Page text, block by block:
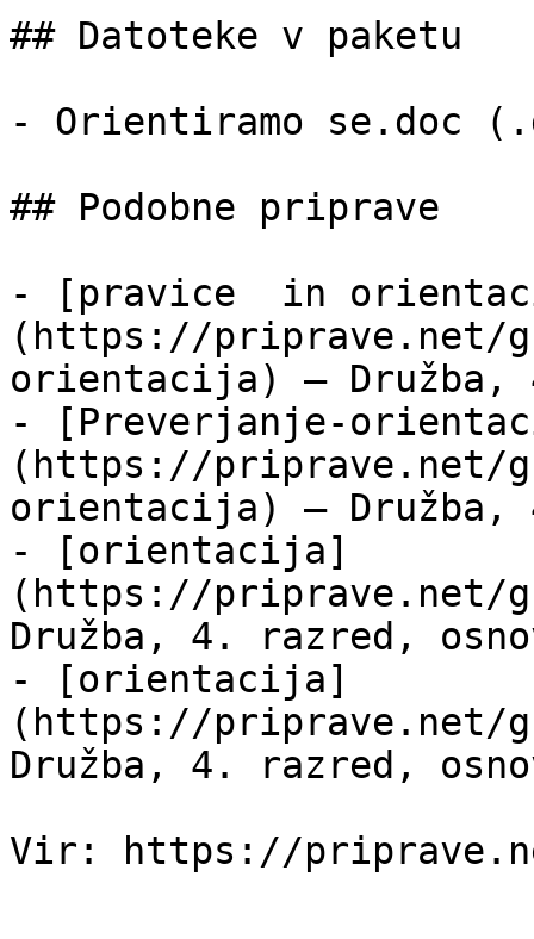
## Datoteke v paketu
- Orientiramo se.doc
## Podobne priprave
- [pravice  in
(https://priprave.net/
orientacija) — Družba,
- [Preverjanje-
(https://priprave.net/
orientacija) — Družba,
- [orientacija]
(https://priprave.net/
Družba, 4. razred,
- [orientacija]
(https://priprave.net/
Družba, 4. razred,